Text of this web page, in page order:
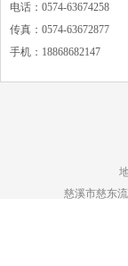
电话：0574-63674258
传真：0574-63672877
手机：18868682147
慈溪市慈东